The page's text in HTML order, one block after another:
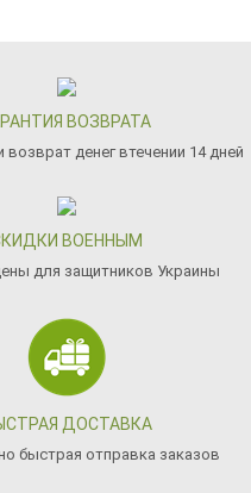
ВОЗВРАТА
денег втечении 14 дней
ВОЕННЫМ
для защитников Украины
ДОСТАВКА
быстрая отправка заказов